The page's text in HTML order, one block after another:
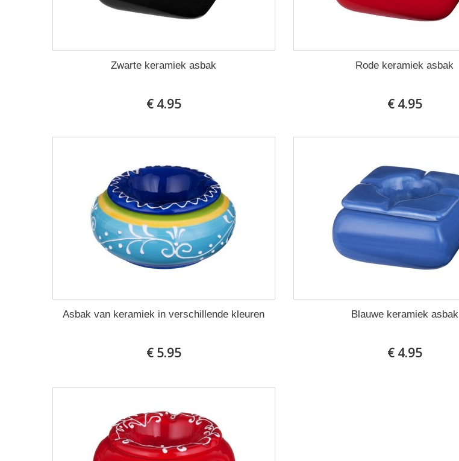
Zwarte keramiek asbak
€ 4.95
Rode keramiek asbak
€ 4.95
Asbak van keramiek in verschillende kleuren
€ 5.95
Blauwe keramiek asbak
€ 4.95